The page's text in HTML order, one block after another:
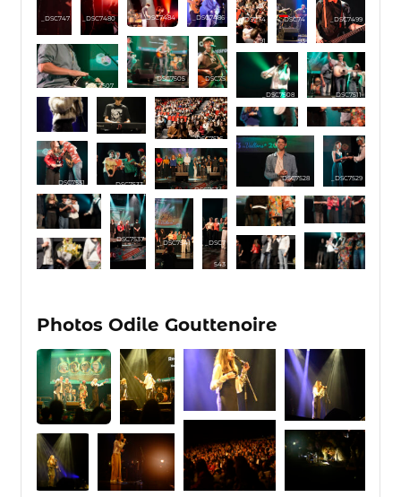
_DSC747 _DSC7480 _DSC7484 _DSC7486 _DSC74
91
_DSC74
93
_DSC7499
_DSC7505 _DSC75
06
_DSC7507
_DSC7508
_DSC7511
_DSC7516
_DSC7518
_DSC7520
_DSC7528 _DSC7529
_DSC7531 _DSC7533
_DSC7534
_DSC7537 _DSC7538
_DSC7539
_DSC7541
_DSC7
543
Photos Odile Gouttenoire